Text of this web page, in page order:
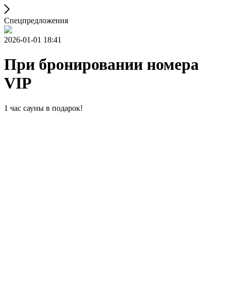
Спецпредложения
2026-01-01 18:41
При бронировании номера
VIP
1 час сауны в подарок!